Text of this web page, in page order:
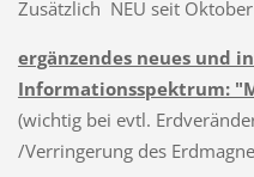
Zusätzlich NEU seit Oktober
ergänzendes neues und
Informationsspektrum:
(wichtig bei evtl.
/Verringerung des